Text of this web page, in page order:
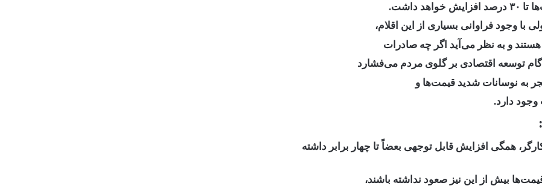
داشت.
با وجود فراوانی بسیاری از این اقلام،
و به نظر می‌آید اگر چه صادرات
توسعه اقتصادی بر گلوی مردم می‌فشارد
به نوسانات شدید قیمت‌ها و
دارد.
همگی افزایش قابل توجهی بعضاً تا چهار برابر داشته
بیش از این نیز صعود نداشته باشند،